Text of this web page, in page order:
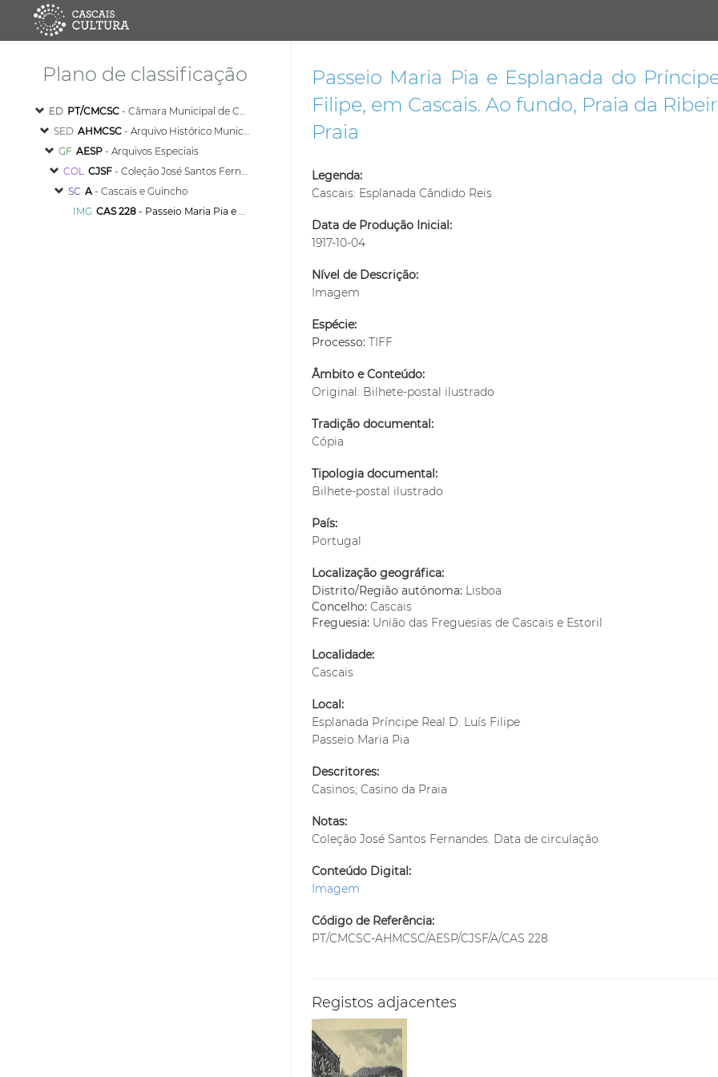
Plano de classificação
ED PT/CMCSC- Câmara Municipal de Cascais
SED AHMCSC- Arquivo Histórico Municipal de Cascais
GF AESP- Arquivos Especiais
COL CJSF- Coleção José Santos Fernandes
SC A- Cascais e Guincho
IMG CAS 228- Passeio Maria Pia e Esplanada do Príncipe Real D. Luís Filipe, em Cascais. Ao fundo, Praia da Ribeira e Casino da Praia
Passeio Maria Pia e Esplanada do
Filipe, em Cascais. Ao fundo, Praia da
Praia
Legenda:
Cascais: Esplanada Cândido Reis
Data de Produção Inicial:
1917-10-04
Nível de Descrição:
Imagem
Espécie:
Processo: TIFF
Âmbito e Conteúdo:
Original: Bilhete-postal ilustrado
Tradição documental:
Cópia
Tipologia documental:
Bilhete-postal ilustrado
País:
Portugal
Localização geográfica:
Distrito/Região autónoma: Lisboa
Concelho: Cascais
Freguesia: União das Freguesias de Cascais e Estoril
Localidade:
Cascais
Local:
Esplanada Príncipe Real D. Luís Filipe
Passeio Maria Pia
Descritores:
Casinos; Casino da Praia
Notas:
Coleção José Santos Fernandes. Data de circulação
Conteúdo Digital:
Imagem
Código de Referência:
PT/CMCSC-AHMCSC/AESP/CJSF/A/CAS 228
Registos adjacentes